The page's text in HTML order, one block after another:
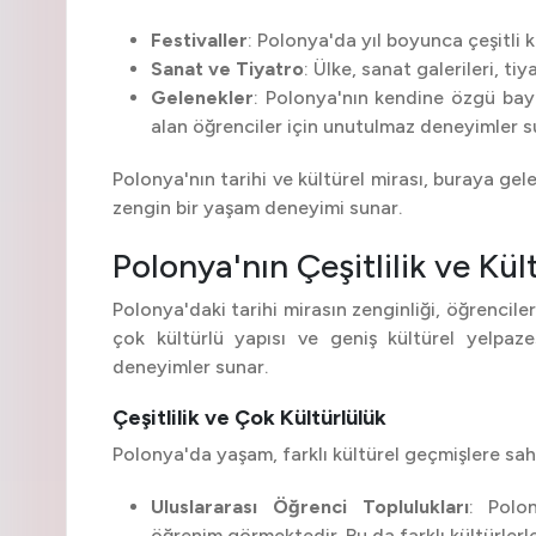
Festivaller: Polonya'da yıl boyunca çeşitli
Sanat ve Tiyatro: Ülke, sanat galerileri,
Gelenekler: Polonya'nın kendine özgü
alan öğrenciler için unutulmaz deneyimler
Polonya'nın tarihi ve kültürel mirası, buraya
zengin bir yaşam deneyimi sunar.
Polonya'nın Çeşitlilik ve
Polonya'daki tarihi mirasın zenginliği,
çok kültürlü yapısı ve geniş kültürel
deneyimler sunar.
Çeşitlilik ve Çok Kültürlülük
Polonya'da yaşam, farklı kültürel geçmişlere
Uluslararası Öğrenci Toplulukları: